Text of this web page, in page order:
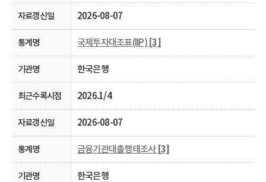
2026-08-07
국제투자대조표(IIP) [3]
한국은행
2026.1/4
2026-08-07
금융기관대출행태조사 [3]
한국은행